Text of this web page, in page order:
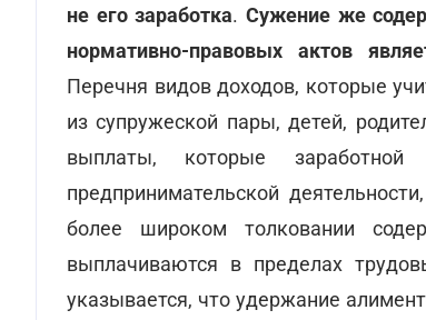
не его заработка. Сужение же
нормативно-правовых актов
Перечня видов доходов, которые
из супружеской пары, детей,
выплаты, которые
предпринимательской
более широком толковании
выплачиваются в пределах
указывается, что удержание